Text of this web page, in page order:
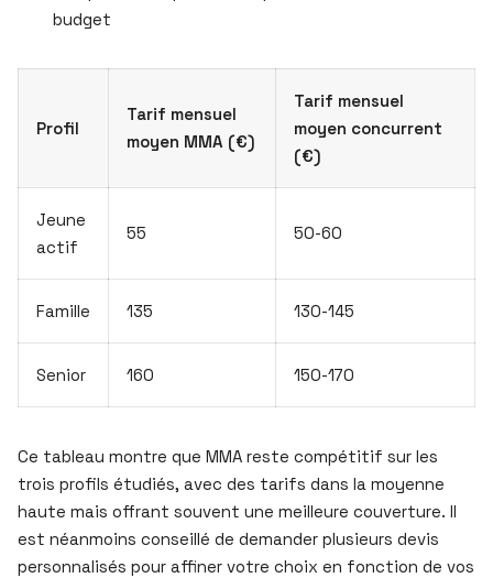
budget
Profil
Tarif mensuel
moyen MMA (€)
Tarif mensuel
moyen concurrent
(€)
Jeune
actif
55 50-60
Famille 135 130-145
Senior 160 150-170
Ce tableau montre que MMA reste compétitif sur les
trois profils étudiés, avec des tarifs dans la moyenne
haute mais offrant souvent une meilleure couverture. Il
est néanmoins conseillé de demander plusieurs devis
personnalisés pour affiner votre choix en fonction de vos